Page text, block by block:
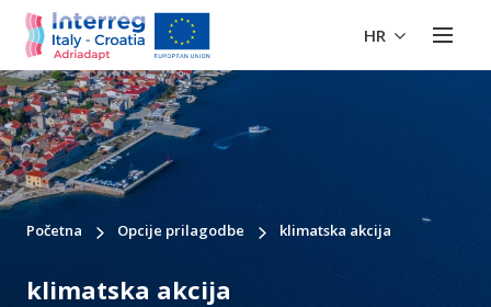
HR
Početna Opcije prilagodbe klimatska akcija
klimatska akcija